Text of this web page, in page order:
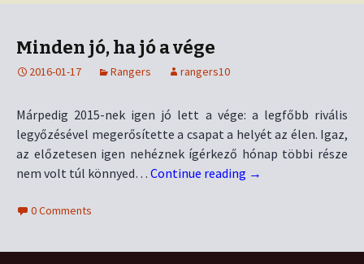
Minden jó, ha jó a vége
2016-01-17 Rangers rangers10
Márpedig 2015-nek igen jó lett a vége: a legfőbb rivális
legyőzésével megerősítette a csapat a helyét az élen. Igaz,
az előzetesen igen nehéznek ígérkező hónap többi része
nem volt túl könnyed… Continue reading →
0 Comments